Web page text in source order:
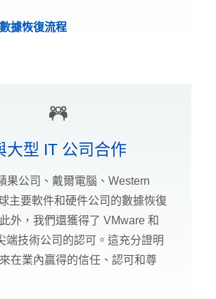
據恢復流程
大型 IT 公司合作
果公司、戴爾電腦、Western
主要軟件和硬件公司的數據恢復
外，我們還獲得了 VMware 和
端技術公司的認可。這充分證明
在業內贏得的信任、認可和尊